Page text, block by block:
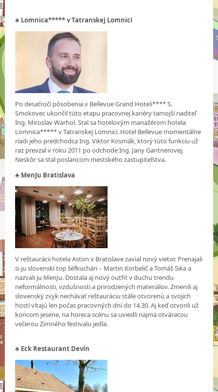
♣ Lomnica***** v Tatranskej Lomnici
Po desaťročí pôsobenia v Bellevue Grand Hoteli**** S.
Smokovec ukončil túto etapu pracovnej kariéry tamojší riaditeľ
Ing. Miroslav Warhol. Stal sa hotelovým manažérom hotela
Lomnica***** v Tatranskej Lomnici. Hotel Bellevue momentálne
riadi jeho predchodca Ing. Viktor Kosmák, ktorý túto funkciu už
raz prevzal v roku 2011 po odchode Ing. Jany Gantnerovej.
Neskôr sa stal poslancom mestského zastupiteľstva.
♣ MenJu Bratislava
V reštaurácii hotela Aston v Bratislave zavial nový vietor. Prenajali
si ju slovenskí top šéfkuchári – Martin Korbelič a Tomáš Sika a
nazvali ju MenJu. Dostala aj nový outfit v duchu trendu
neformálnosti, vzdušnosti a prirodzených materiálov. Zmenili aj
slovenský zvyk nechávať reštauráciu stále otvorenú a svojich
hostí vítajú len počas pracovných dní do 14.30. Aj keď otvorili už
koncom jesene, na horeca scénu sa uviedli najmä otváracou
večerou Zimného festivalu jedla.
♣ Eck Restaurant Devín